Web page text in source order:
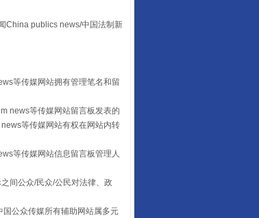
村落焕发生机
China publics news/中国法制新
等传媒网站拥有管理笔名和留
news等传媒网站留言板发表的
等传媒网站有权在网站内转
等传媒网站信息留言板管理人
间公众/民众/公民对法律、政
公众传媒所有辅助网站属多元